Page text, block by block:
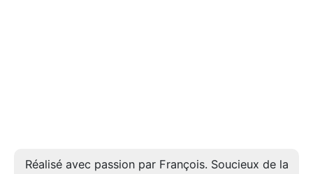
Réalisé avec passion par François. Soucieux de la